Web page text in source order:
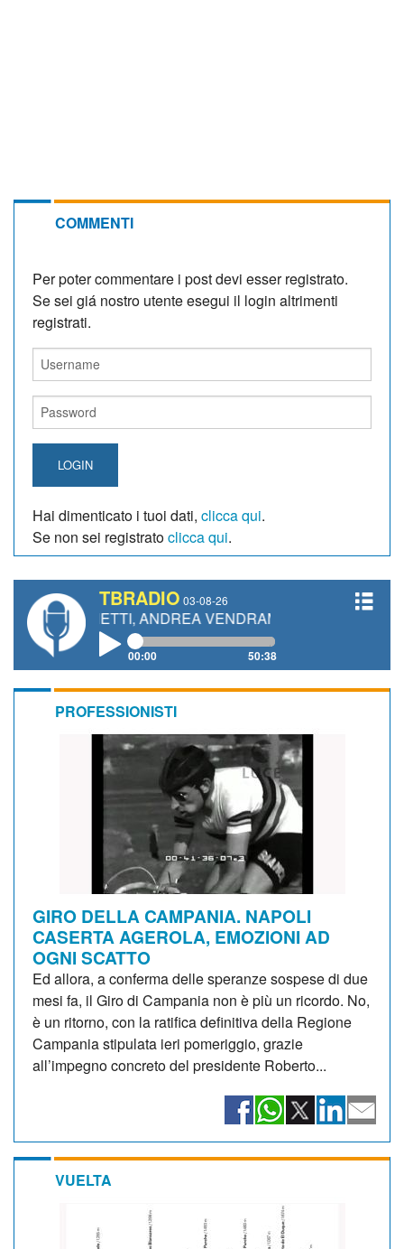
COMMENTI
Per poter commentare i post devi esser registrato.
Se sei giá nostro utente esegui il login altrimenti
registrati.
LOGIN
Hai dimenticato i tuoi dati, clicca qui.
Se non sei registratoclicca qui.
TBRADIO 03-08-26
GIANETTI, ANDREA VENDRAME, FILIPPO FIORELLI
00:00 50:38
PROFESSIONISTI
GIRO DELLA CAMPANIA. NAPOLI
CASERTA AGEROLA, EMOZIONI AD
OGNI SCATTO
Ed allora, a conferma delle speranze sospese di due
mesi fa, il Giro di Campania non è più un ricordo. No,
è un ritorno, con la ratifica definitiva della Regione
Campania stipulata ieri pomeriggio, grazie
all’impegno concreto del presidente Roberto...
VUELTA